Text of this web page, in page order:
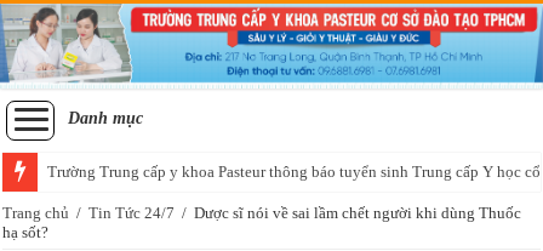
Danh mục
Trường Trung cấp y khoa Pasteur thông báo tuyển sinh Trung cấp Y học
Trang chủ / Tin Tức 24/7 / Dược sĩ nói về sai lầm chết người khi dùng Thuốc
hạ sốt?